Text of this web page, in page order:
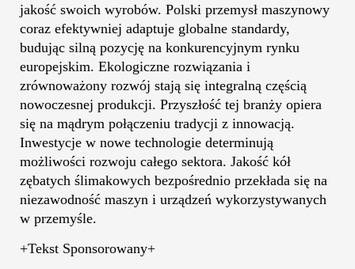
jakość swoich wyrobów. Polski przemysł maszynowy
coraz efektywniej adaptuje globalne standardy,
budując silną pozycję na konkurencyjnym rynku
europejskim. Ekologiczne rozwiązania i
zrównoważony rozwój stają się integralną częścią
nowoczesnej produkcji. Przyszłość tej branży opiera
się na mądrym połączeniu tradycji z innowacją.
Inwestycje w nowe technologie determinują
możliwości rozwoju całego sektora. Jakość kół
zębatych ślimakowych bezpośrednio przekłada się na
niezawodność maszyn i urządzeń wykorzystywanych
w przemyśle.
+Tekst Sponsorowany+